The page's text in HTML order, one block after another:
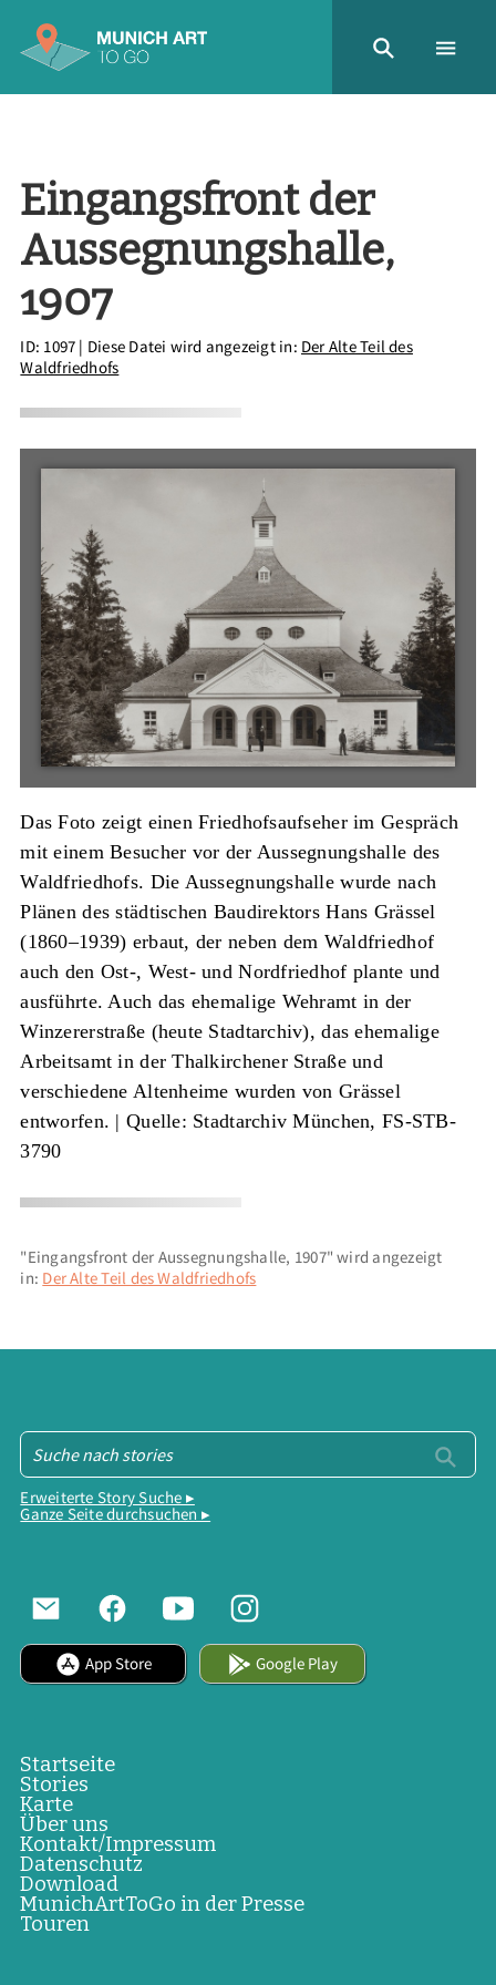
Eingangsfront der
Aussegnungshalle,
1907
ID: 1097 | Diese Datei wird angezeigt in: Der Alte Teil des
Waldfriedhofs
Das Foto zeigt einen Friedhofsaufseher im Gespräch
mit einem Besucher vor der Aussegnungshalle des
Waldfriedhofs. Die Aussegnungshalle wurde nach
Plänen des städtischen Baudirektors Hans Grässel
(1860–1939) erbaut, der neben dem Waldfriedhof
auch den Ost-, West- und Nordfriedhof plante und
ausführte. Auch das ehemalige Wehramt in der
Winzererstraße (heute Stadtarchiv), das ehemalige
Arbeitsamt in der Thalkirchener Straße und
verschiedene Altenheime wurden von Grässel
entworfen. | Quelle: Stadtarchiv München, FS-STB-
3790
"Eingangsfront der Aussegnungshalle, 1907" wird angezeigt
in: Der Alte Teil des Waldfriedhofs
Erweiterte Story Suche ▸
Ganze Seite durchsuchen ▸
App Store Google Play
Startseite
Stories
Karte
Über uns
Kontakt/Impressum
Datenschutz
Download
MunichArtToGo in der Presse
Touren